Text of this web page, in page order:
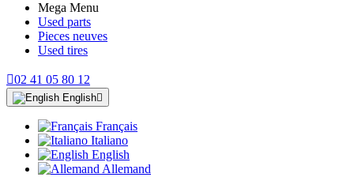
Mega Menu
Used parts
Pieces neuves
Used tires
02 41 05 80 12
English
Français
Italiano
English
Allemand